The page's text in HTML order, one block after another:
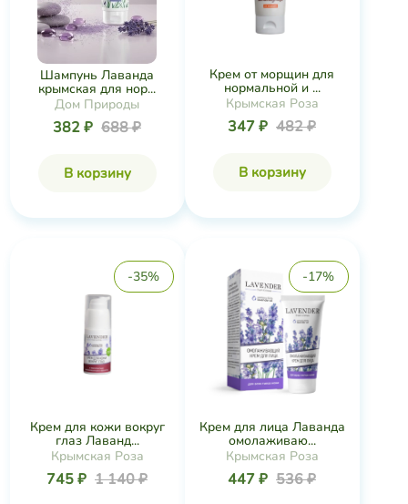
Шампунь Лаванда
крымская для нор...
Дом Природы
382 ₽ 688 ₽
В корзину
Крем от морщин для
нормальной и ...
Крымская Роза
347 ₽ 482 ₽
В корзину
-35%
Крем для кожи вокруг
глаз Лаванд...
Крымская Роза
745 ₽ 1 140 ₽
-17%
Крем для лица Лаванда
омолаживаю...
Крымская Роза
447 ₽ 536 ₽